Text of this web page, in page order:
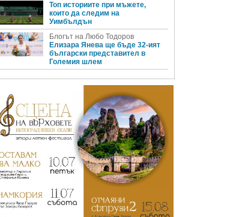
Топ историите при мъжете,
които да следим на
Уимбълдън
Блогът на Любо Тодоров
Елизара Янева ще бъде 32-ият
български представител в
Големия шлем